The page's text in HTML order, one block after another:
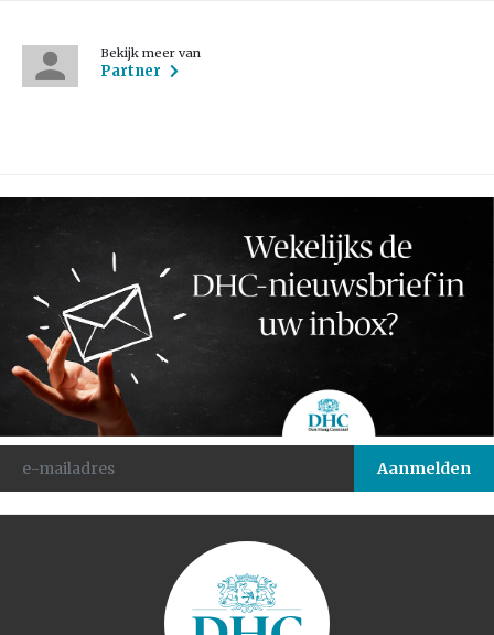
Bekijk meer van
Partner